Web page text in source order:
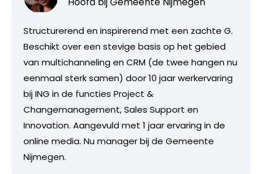
Structurerend en inspirerend met een zachte G.
Beschikt over een stevige basis op het gebied
van multichanneling en CRM (de twee hangen nu
eenmaal sterk samen) door 10 jaar werkervaring
bij ING in de functies Project &
Changemanagement, Sales Support en
Innovation. Aangevuld met 1 jaar ervaring in de
online media. Nu manager bij de Gemeente
Nijmegen.